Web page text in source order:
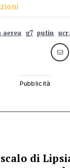
aerea g7 putin
di